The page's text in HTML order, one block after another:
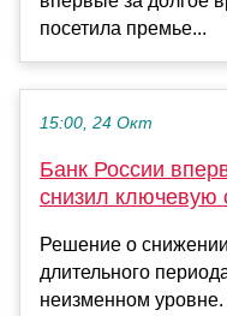
посетила премье...
15:00, 24 Окт
Банк России
снизил ключевую
Решение о
длительного
неизменном